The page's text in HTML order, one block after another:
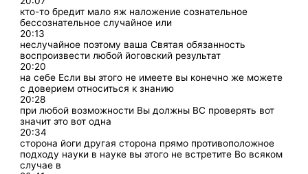
кто-то бредит мало яж наложение сознательное
бессознательное случайное или
20:13
неслучайное поэтому ваша Святая обязанность
воспроизвести любой йоговский результат
20:20
на себе Если вы этого не имеете вы конечно же можете
с доверием относиться к знанию
20:28
при любой возможности Вы должны ВС проверять вот
значит это вот одна
20:34
сторона йоги другая сторона прямо противоположное
подходу науки в науке вы этого не встретите Во всяком
случае в